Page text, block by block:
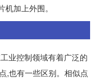
加上外围。
业控制领域有着广泛的
,也有一些区别。相似点